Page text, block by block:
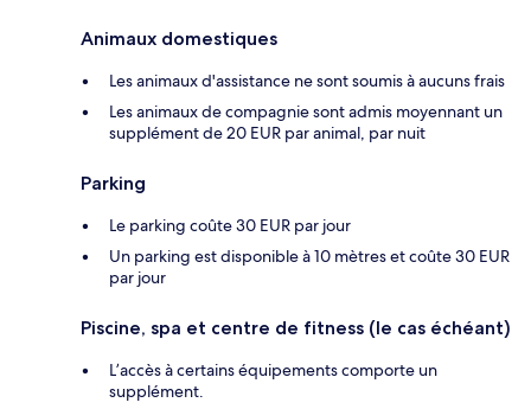
Animaux domestiques
Les animaux d'assistance ne sont soumis à aucuns frais
Les animaux de compagnie sont admis moyennant un
supplément de 20 EUR par animal, par nuit
Parking
Le parking coûte 30 EUR par jour
Un parking est disponible à 10 mètres et coûte 30 EUR
par jour
Piscine, spa et centre de fitness (le cas échéant)
L’accès à certains équipements comporte un
supplément.